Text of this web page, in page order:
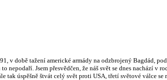
v době tažení americké armády na odzbrojený Bagdád,
Jsem přesvědčen, že náš svět se dnes nachází v
úspěšně štvát celý svět proti USA, třetí světové válce se